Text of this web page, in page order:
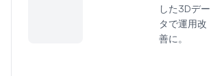
した3Dデー
タで運用改
善に。